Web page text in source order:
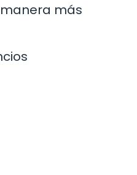
más